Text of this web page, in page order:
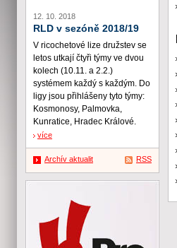
12. 10. 2018
RLD v sezóně 2018/19
V ricochetové lize družstev se
letos utkají čtyři týmy ve dvou
kolech (10.11. a 2.2.)
systémem každý s každým. Do
ligy jsou přihlášeny tyto týmy:
Kosmonosy, Palmovka,
Kunratice, Hradec Králové.
více
Archív aktualit RSS